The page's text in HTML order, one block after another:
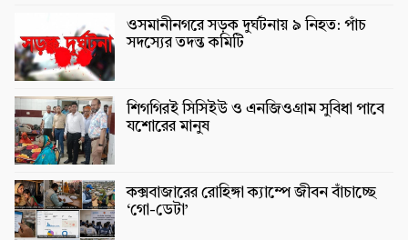
ওসমানীনগরে সড়ক দুর্ঘটনায় ৯ নিহত: পাঁচ
সদস্যের তদন্ত কমিটি
শিগগিরই সিসিইউ ও এনজিওগ্রাম সুবিধা পাবে
যশোরের মানুষ
কক্সবাজারের রোহিঙ্গা ক্যাম্পে জীবন বাঁচাচ্ছে
‘গো-ডেটা’